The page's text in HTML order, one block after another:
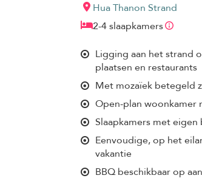
Hua Thanon Strand
2-4 slaapkamers
Ligging aan het strand
plaatsen en restaurants
Met mozaïek betegeld
Open-plan woonkamer
Slaapkamers met eigen
Eenvoudige, op het
vakantie
BBQ beschikbaar op